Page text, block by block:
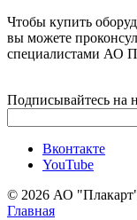
Чтобы купить
вы можете
специалистами АО
Подписывайтесь на
Вконтакте
YouTube
© 2026 АО
Главная